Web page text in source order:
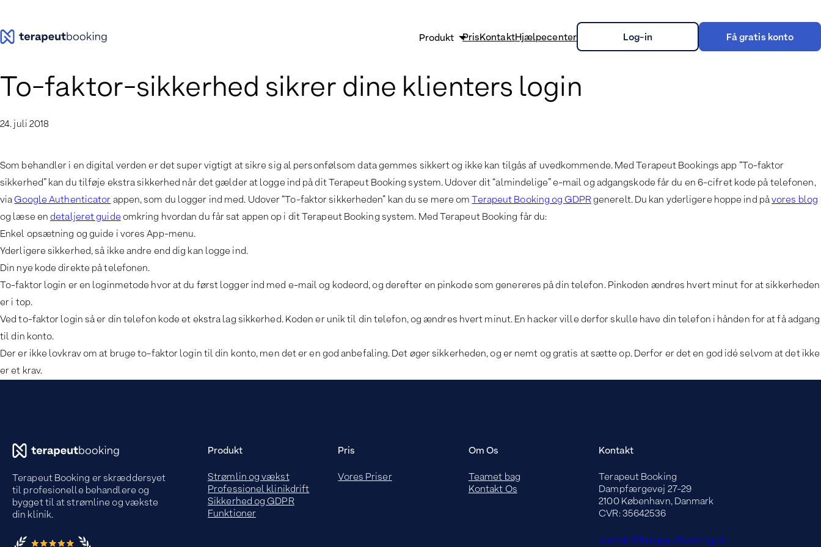
indhold
Produkt
Strømlin og vækst
PrisKontaktHjælpecenter Log-in Få gratis konto
To-faktor-sikkerhed sikrer dine klienters login
24. juli 2018
Som behandler i en digital verden er det super vigtigt at sikre sig al personfølsom data gemmes sikkert og ikke kan tilgås af uvedkommende. Med Terapeut Bookings app “To-faktor
sikkerhed” kan du tilføje ekstra sikkerhed når det gælder at logge ind på dit Terapeut Booking system. Udover dit “almindelige” e-mail og adgangskode får du en 6-cifret kode på telefonen,
viaGoogle Authenticatorappen, som du logger ind med. Udover “To-faktor sikkerheden” kan du se mere omTerapeut Booking og GDPRgenerelt. Du kan yderligere hoppe ind påvores blog
og læse endetaljeret guideomkring hvordan du får sat appen op i dit Terapeut Booking system. Med Terapeut Booking får du:
Enkel opsætning og guide i vores App-menu.
Yderligere sikkerhed, så ikke andre end dig kan logge ind.
Din nye kode direkte på telefonen.
To-faktor login er en loginmetode hvor at du først logger ind med e-mail og kodeord, og derefter en pinkode som genereres på din telefon. Pinkoden ændres hvert minut for at sikkerheden
er i top.
Ved to-faktor login så er din telefon kode et ekstra lag sikkerhed. Koden er unik til din telefon, og ændres hvert minut. En hacker ville derfor skulle have din telefon i hånden for at få adgang
til din konto.
Der er ikke lovkrav om at bruge to-faktor login til din konto, men det er en god anbefaling. Det øger sikkerheden, og er nemt og gratis at sætte op. Derfor er det en god idé selvom at det ikke
er et krav.
Terapeut Booking er skræddersyet
til profesionelle behandlere og
bygget til at strømline og vækste
din klinik.
Produkt
Strømlin og vækst
Professionel klinikdrift
Sikkerhed og GDPR
Funktioner
Pris
Vores Priser
Om Os
Teamet bag
Kontakt Os
Kontakt
Terapeut Booking
Dampfærgevej 27-29
2100 København, Danmark
CVR: 35642536
kontakt@terapeutbooking.dk